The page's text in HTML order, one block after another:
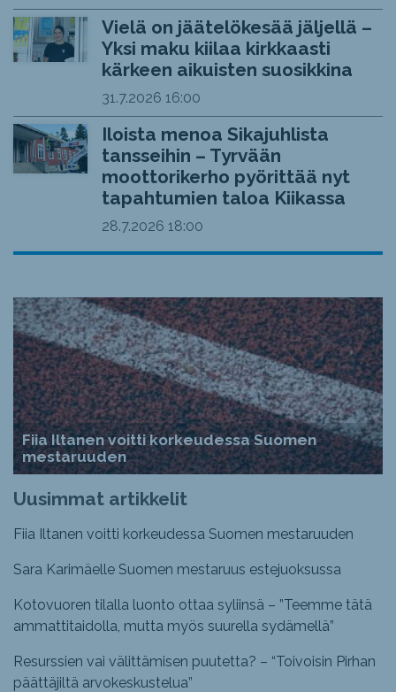
Vielä on jäätelökesää jäljellä –
Yksi maku kiilaa kirkkaasti
kärkeen aikuisten suosikkina
31.7.2026 16:00
Iloista menoa Sikajuhlista
tansseihin – Tyrvään
moottorikerho pyörittää nyt
tapahtumien taloa Kiikassa
28.7.2026 18:00
Fiia Iltanen voitti korkeudessa Suomen
mestaruuden
Uusimmat artikkelit
Fiia Iltanen voitti korkeudessa Suomen mestaruuden
Sara Karimäelle Suomen mestaruus estejuoksussa
Kotovuoren tilalla luonto ottaa syliinsä – ”Teemme tätä
ammattitaidolla, mutta myös suurella sydämellä”
Resurssien vai välittämisen puutetta? – “Toivoisin Pirhan
päättäjiltä arvokeskustelua”